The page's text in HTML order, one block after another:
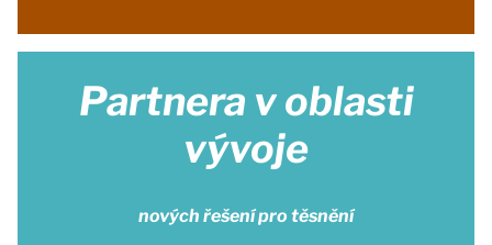
Partnera v oblasti
vývoje
nových řešení pro těsnění